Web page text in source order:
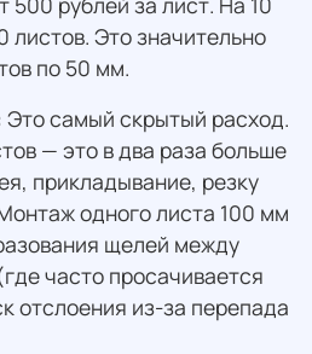
листов. Это значительно
по 50 мм.
Это самый скрытый расход.
— это в два раза больше
прикладывание, резку
одного листа 100 мм
щелей между
часто просачивается
отслоения из-за перепада